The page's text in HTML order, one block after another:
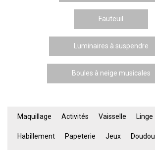
Fauteuil
Luminaires à suspendre
Boules à neige musicales
Maquillage Activités Vaisselle Linge
Habillement Papeterie Jeux Doudou